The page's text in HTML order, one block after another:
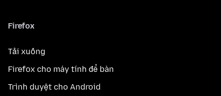
Firefox
Tải xuống
Firefox cho máy tính để bàn
Trình duyệt cho Android